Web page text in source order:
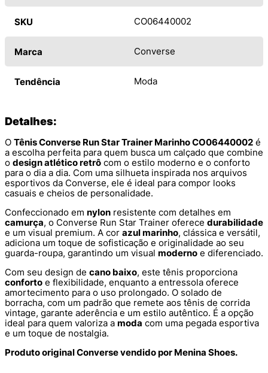
SKU CO06440002
Marca Converse
Tendência Moda
Detalhes:
O Tênis Converse Run Star Trainer Marinho CO06440002 é
a escolha perfeita para quem busca um calçado que combine
o design atlético retrô com o estilo moderno e o conforto
para o dia a dia. Com uma silhueta inspirada nos arquivos
esportivos da Converse, ele é ideal para compor looks
casuais e cheios de personalidade.
Confeccionado em nylon resistente com detalhes em
camurça, o Converse Run Star Trainer oferece durabilidade
e um visual premium. A cor azul marinho, clássica e versátil,
adiciona um toque de sofisticação e originalidade ao seu
guarda-roupa, garantindo um visual moderno e diferenciado.
Com seu design de cano baixo, este tênis proporciona
conforto e flexibilidade, enquanto a entressola oferece
amortecimento para o uso prolongado. O solado de
borracha, com um padrão que remete aos tênis de corrida
vintage, garante aderência e um estilo autêntico. É a opção
ideal para quem valoriza a moda com uma pegada esportiva
e um toque de nostalgia.
Produto original Converse vendido por Menina Shoes.